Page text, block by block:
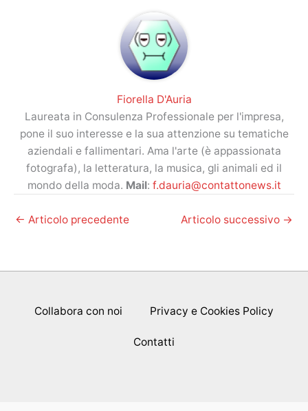
Fiorella D'Auria
Laureata in Consulenza Professionale per l'impresa,
pone il suo interesse e la sua attenzione su tematiche
aziendali e fallimentari. Ama l'arte (è appassionata
fotografa), la letteratura, la musica, gli animali ed il
mondo della moda. Mail: f.dauria@contattonews.it
← Articolo precedente Articolo successivo →
Collabora con noi Privacy e Cookies Policy
Contatti